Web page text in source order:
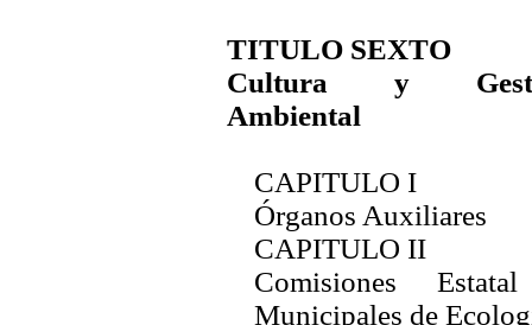
TITULO SEXTO
Cultura y
Ambiental
CAPITULO I
Órganos Auxiliares
CAPITULO II
Comisiones
Municipales de